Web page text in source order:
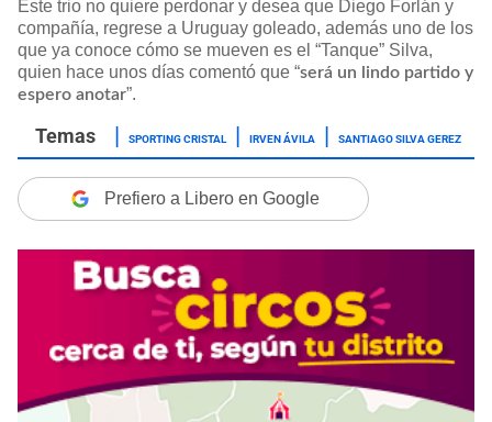
Este trio no quiere perdonar y desea que Diego Forlán y
compañía, regrese a Uruguay goleado, además uno de los
que ya conoce cómo se mueven es el “Tanque” Silva,
quien hace unos días comentó que “será un lindo partido y
espero anotar”.
SPORTING CRISTAL IRVEN ÁVILA SANTIAGO SILVA GEREZ
Prefiero a Libero en Google